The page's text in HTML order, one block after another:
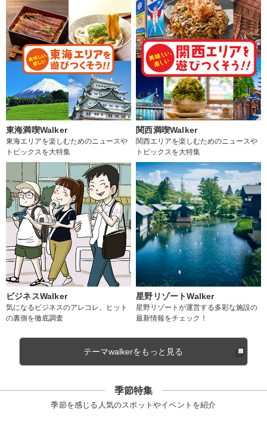
東海満喫Walker
東海エリアを楽しむためのニュースや
トピックスを大特集
関西満喫Walker
関西エリアを楽しむためのニュースや
トピックスを大特集
ビジネスWalker
気になるビジネスのアレコレ、ヒット
の裏側を徹底調査
星野リゾートWalker
星野リゾートが運営する多彩な施設の
最新情報をチェック！
テーマwalkerをもっと見る
季節特集
季節を感じる人気のスポットやイベントを紹介